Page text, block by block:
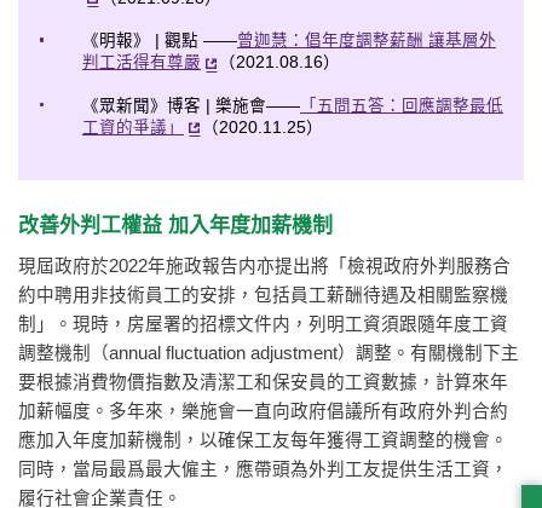
《明報》 | 觀點 ——曾迦慧：倡年度調整薪酬 讓基層外
判工活得有尊嚴
（2021.08.16）
《眾新聞》博客 | 樂施會——「五問五答：回應調整最低
工資的爭議」
（2020.11.25）
改善外判工權益 加入年度加薪機制
現屆政府於2022年施政報告内亦提出將「檢視政府外判服務合
約中聘用非技術員工的安排，包括員工薪酬待遇及相關監察機
制」。現時，房屋署的招標文件内，列明工資須跟隨年度工資
調整機制（annual fluctuation adjustment）調整。有關機制下主
要根據消費物價指數及清潔工和保安員的工資數據，計算來年
加薪幅度。多年來，樂施會一直向政府倡議所有政府外判合約
應加入年度加薪機制，以確保工友每年獲得工資調整的機會。
同時，當局最爲最大僱主，應帶頭為外判工友提供生活工資，
履行社會企業責任。